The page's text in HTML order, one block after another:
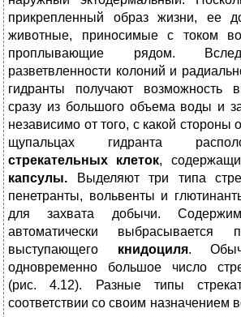
прикрепленный образ жизни, ее
животные, приносимые с током
проплывающие рядом.
разветвленности колоний и
гидранты получают возможность
сразу из большого объема воды и
независимо от того, с какой стороны
щупальцах гидранта
стрекательных клеток,
капсулы. Выделяют три типа
пенетранты, вольвенты и
для захвата добычи.
автоматически выбрасывается
выступающего книдоциля.
одновременно большое число
(рис. 4.12). Разные типы
соответствии со своим назначением